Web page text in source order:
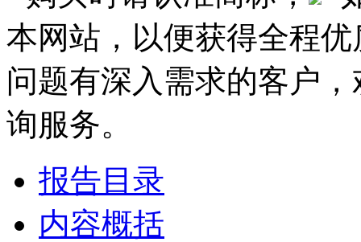
本网站，以便获得全程
问题有深入需求的客户
询服务。
报告目录
内容概括